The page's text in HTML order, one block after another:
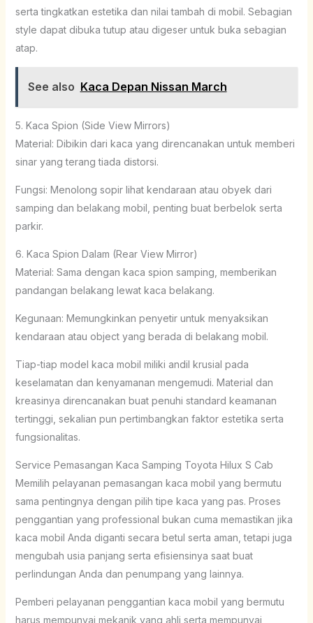
serta tingkatkan estetika dan nilai tambah di mobil. Sebagian
style dapat dibuka tutup atau digeser untuk buka sebagian
atap.
See also Kaca Depan Nissan March
5. Kaca Spion (Side View Mirrors)
Material: Dibikin dari kaca yang direncanakan untuk memberi
sinar yang terang tiada distorsi.
Fungsi: Menolong sopir lihat kendaraan atau obyek dari
samping dan belakang mobil, penting buat berbelok serta
parkir.
6. Kaca Spion Dalam (Rear View Mirror)
Material: Sama dengan kaca spion samping, memberikan
pandangan belakang lewat kaca belakang.
Kegunaan: Memungkinkan penyetir untuk menyaksikan
kendaraan atau object yang berada di belakang mobil.
Tiap-tiap model kaca mobil miliki andil krusial pada
keselamatan dan kenyamanan mengemudi. Material dan
kreasinya direncanakan buat penuhi standard keamanan
tertinggi, sekalian pun pertimbangkan faktor estetika serta
fungsionalitas.
Service Pemasangan Kaca Samping Toyota Hilux S Cab
Memilih pelayanan pemasangan kaca mobil yang bermutu
sama pentingnya dengan pilih tipe kaca yang pas. Proses
penggantian yang professional bukan cuma memastikan jika
kaca mobil Anda diganti secara betul serta aman, tetapi juga
mengubah usia panjang serta efisiensinya saat buat
perlindungan Anda dan penumpang yang lainnya.
Pemberi pelayanan penggantian kaca mobil yang bermutu
harus mempunyai mekanik yang ahli serta mempunyai